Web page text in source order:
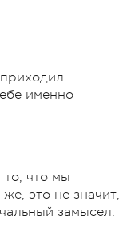
именно
то, что мы
это не значит,
замысел.